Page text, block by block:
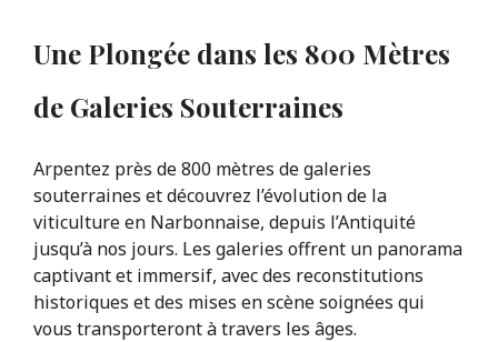
Une Plongée dans les 800 Mètres
de Galeries Souterraines
Arpentez près de 800 mètres de galeries
souterraines et découvrez l’évolution de la
viticulture en Narbonnaise, depuis l’Antiquité
jusqu’à nos jours. Les galeries offrent un panorama
captivant et immersif, avec des reconstitutions
historiques et des mises en scène soignées qui
vous transporteront à travers les âges.